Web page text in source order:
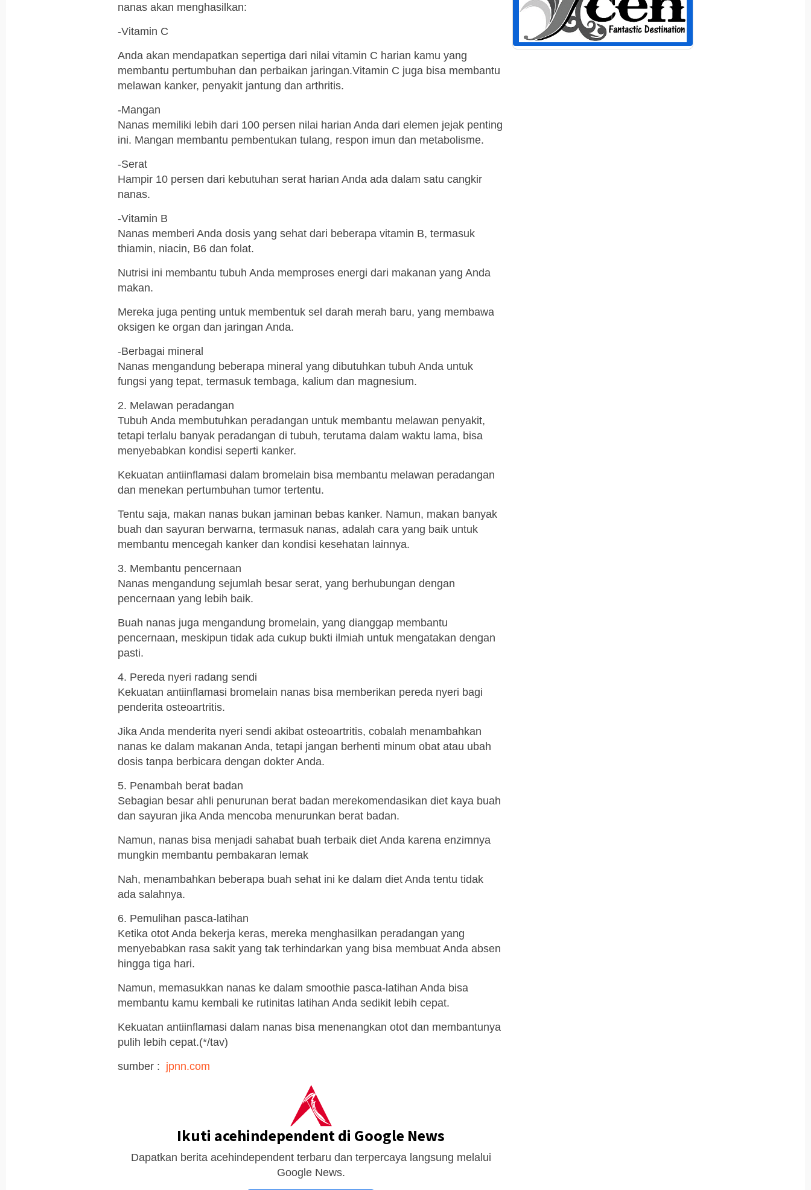
nanas akan menghasilkan:
-Vitamin C
Anda akan mendapatkan sepertiga dari nilai vitamin C harian kamu yang
membantu pertumbuhan dan perbaikan jaringan.Vitamin C juga bisa membantu
melawan kanker, penyakit jantung dan arthritis.
-Mangan
Nanas memiliki lebih dari 100 persen nilai harian Anda dari elemen jejak penting
ini. Mangan membantu pembentukan tulang, respon imun dan metabolisme.
-Serat
Hampir 10 persen dari kebutuhan serat harian Anda ada dalam satu cangkir
nanas.
-Vitamin B
Nanas memberi Anda dosis yang sehat dari beberapa vitamin B, termasuk
thiamin, niacin, B6 dan folat.
Nutrisi ini membantu tubuh Anda memproses energi dari makanan yang Anda
makan.
Mereka juga penting untuk membentuk sel darah merah baru, yang membawa
oksigen ke organ dan jaringan Anda.
-Berbagai mineral
Nanas mengandung beberapa mineral yang dibutuhkan tubuh Anda untuk
fungsi yang tepat, termasuk tembaga, kalium dan magnesium.
2. Melawan peradangan
Tubuh Anda membutuhkan peradangan untuk membantu melawan penyakit,
tetapi terlalu banyak peradangan di tubuh, terutama dalam waktu lama, bisa
menyebabkan kondisi seperti kanker.
Kekuatan antiinflamasi dalam bromelain bisa membantu melawan peradangan
dan menekan pertumbuhan tumor tertentu.
Tentu saja, makan nanas bukan jaminan bebas kanker. Namun, makan banyak
buah dan sayuran berwarna, termasuk nanas, adalah cara yang baik untuk
membantu mencegah kanker dan kondisi kesehatan lainnya.
3. Membantu pencernaan
Nanas mengandung sejumlah besar serat, yang berhubungan dengan
pencernaan yang lebih baik.
Buah nanas juga mengandung bromelain, yang dianggap membantu
pencernaan, meskipun tidak ada cukup bukti ilmiah untuk mengatakan dengan
pasti.
4. Pereda nyeri radang sendi
Kekuatan antiinflamasi bromelain nanas bisa memberikan pereda nyeri bagi
penderita osteoartritis.
Jika Anda menderita nyeri sendi akibat osteoartritis, cobalah menambahkan
nanas ke dalam makanan Anda, tetapi jangan berhenti minum obat atau ubah
dosis tanpa berbicara dengan dokter Anda.
5. Penambah berat badan
Sebagian besar ahli penurunan berat badan merekomendasikan diet kaya buah
dan sayuran jika Anda mencoba menurunkan berat badan.
Namun, nanas bisa menjadi sahabat buah terbaik diet Anda karena enzimnya
mungkin membantu pembakaran lemak
Nah, menambahkan beberapa buah sehat ini ke dalam diet Anda tentu tidak
ada salahnya.
6. Pemulihan pasca-latihan
Ketika otot Anda bekerja keras, mereka menghasilkan peradangan yang
menyebabkan rasa sakit yang tak terhindarkan yang bisa membuat Anda absen
hingga tiga hari.
Namun, memasukkan nanas ke dalam smoothie pasca-latihan Anda bisa
membantu kamu kembali ke rutinitas latihan Anda sedikit lebih cepat.
Kekuatan antiinflamasi dalam nanas bisa menenangkan otot dan membantunya
pulih lebih cepat.(*/tav)
sumber : jpnn.com
Ikuti acehindependent di Google News
Dapatkan berita acehindependent terbaru dan terpercaya langsung melalui
Google News.